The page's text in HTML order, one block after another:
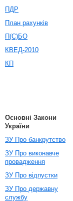
ПДР
План рахунків
П(С)БО
КВЕД-2010
КП
Основні Закони
України
ЗУ Про банкрутство
ЗУ Про виконавче
провадження
ЗУ Про відпустки
ЗУ Про державну
службу